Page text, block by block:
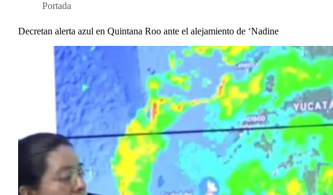
Portada
Decretan alerta azul en Quintana Roo ante el alejamiento de ‘Nadine